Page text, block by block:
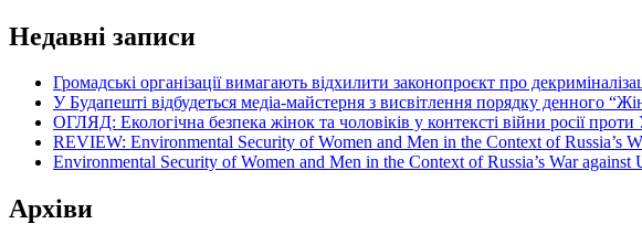
Недавні записи
Громадські організації вимагають відхилити законопроєкт про
У Будапешті відбудеться медіа-майстерня з висвітлення порядку денного
ОГЛЯД: Екологічна безпека жінок та чоловіків у контексті війни росії проти
REVIEW: Environmental Security of Women and Men in the Context of Russia’s
Environmental Security of Women and Men in the Context of Russia’s War against
Архіви